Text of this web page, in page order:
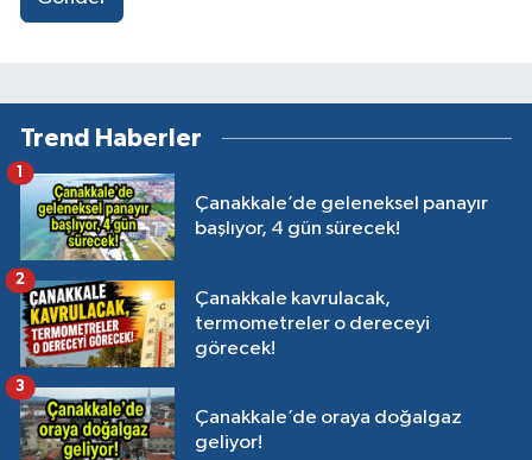
Trend Haberler
Çanakkale’de geleneksel panayır
başlıyor, 4 gün sürecek!
1
Çanakkale kavrulacak,
termometreler o dereceyi
görecek!
2
Çanakkale’de oraya doğalgaz
geliyor!
3